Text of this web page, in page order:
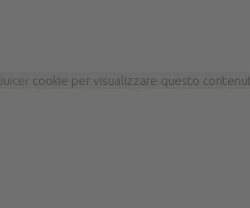
Juicercookie per visualizzare questo